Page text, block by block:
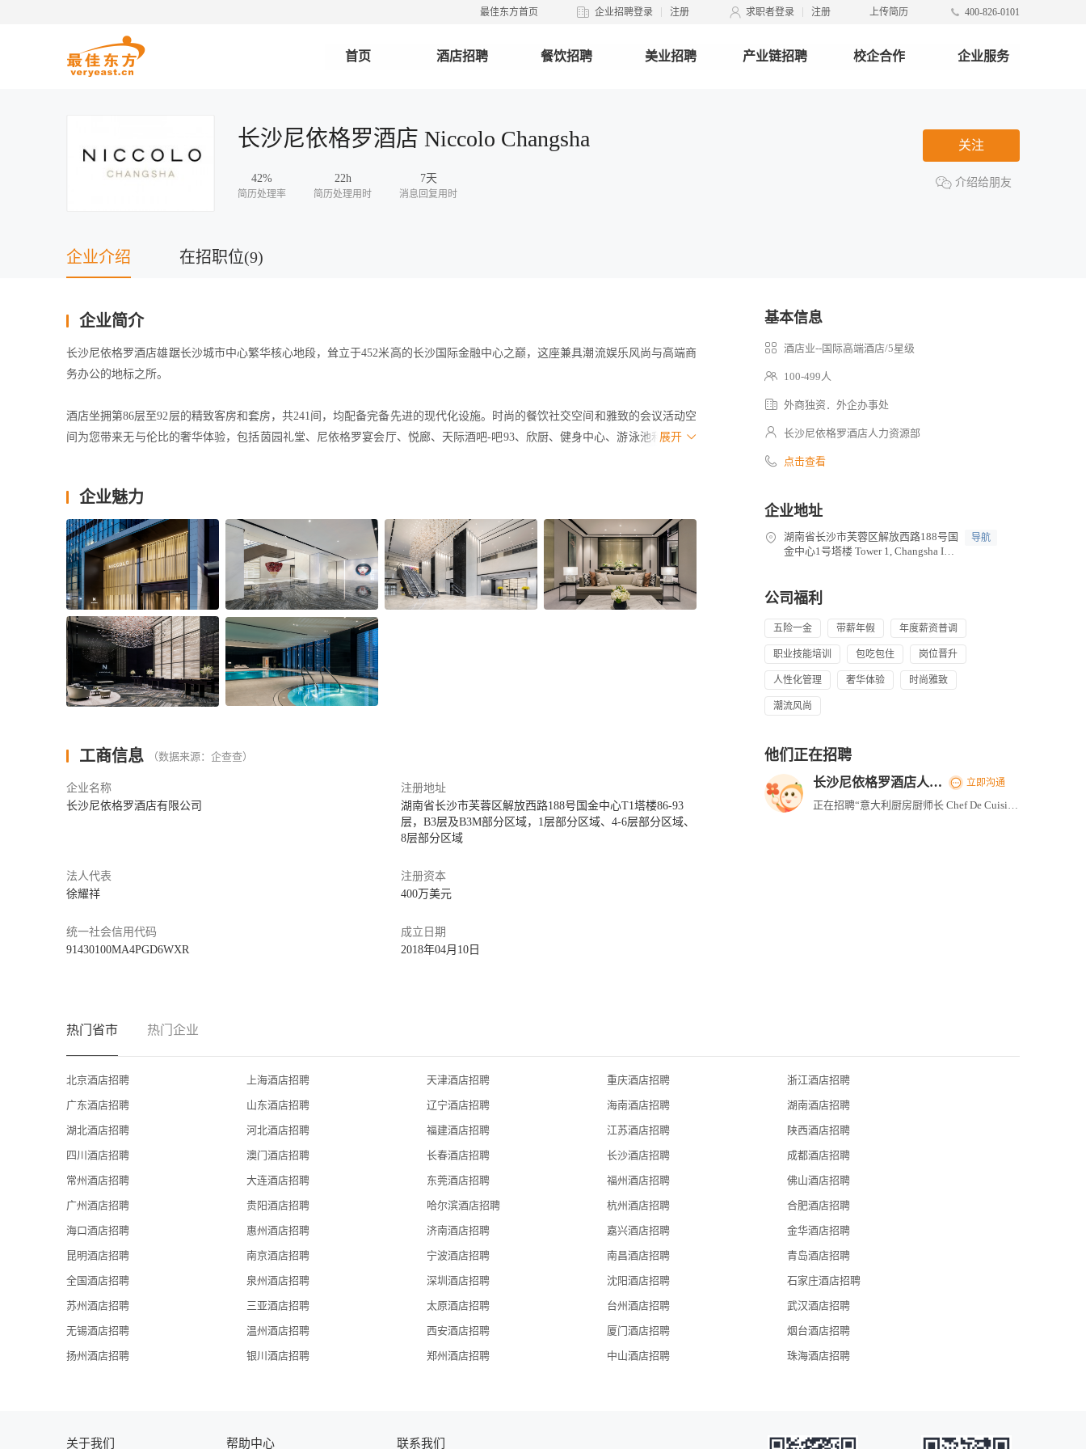
最佳东方首页 企业招聘登录 注册 求职者登录 注册 上传简历 400-826-0101
首页 酒店招聘 餐饮招聘 美业招聘 产业链招聘 校企合作 企业服务
长沙尼依格罗酒店 Niccolo Changsha
42%
简历处理率
22h
简历处理用时
7天
消息回复用时
关注
介绍给朋友
企业介绍 在招职位(9)
企业简介
长沙尼依格罗酒店雄踞长沙城市中心繁华核心地段，耸立于452米高的长沙国际金融中心之巅，这座兼具潮流娱乐风尚与高端商
务办公的地标之所。
酒店坐拥第86层至92层的精致客房和套房，共241间，均配备完备先进的现代化设施。时尚的餐饮社交空间和雅致的会议活动空
间为您带来无与伦比的奢华体验，包括茵园礼堂、尼依格罗宴会厅、悦廊、天际酒吧-吧93、欣厨、健身中心、游泳池和水疗中
长沙尼依格罗酒店是引领潮流风尚的都市先锋，也是缔造奢华体验的行业旗舰。它在追求时尚的现代化都市中脱颖而出，成为
行业领袖与时尚翘楚洽谈商务合作、旅游休闲、购物与特色餐饮的首选之地。以得天独厚的地标优势和壮阔迷人的天际景观，
邀您共赴一场云端浪漫之约。
长沙尼依格罗酒店开业四年以来，已荣获 TTG中国旅游大奖之“中国中南及西南地区最佳酒店”、高球热选大奖之“热选奢华酒
店”、新旅行年度高端酒店评选之“年度精选奢华酒店”、 Hotel探索之旅酒店大赏之“优选奢华酒店”等40多个重大奖项。
我们正在招聘热忱积极，工作经验丰富，致力于服务豪华酒店的员工。我们诚邀您加入我们的酒店团队，在这个新的地标性酒
店，与我们一起为客人打造「完美邂逅，华丽永恒」。
Newly opened luxury sky hotel, Niccolo Changsha, crowns the top floors of Changsha IFS, where the 452 metre towering city icon is
rooms and spectacular suites between the 86th and 92nd floors of Changsha IFS Tower One. Situated in a vibrant part of the city, the
hotel facilities include sophisticated function and meeting spaces offering scenic views of the city and the Xiang River below. Elaborate
conference and social event venues including The Conservatory, a luxurious 788 m² Ballroom, the sophisticated Tea Lounge, sky high
all guests.
location but also for the dramatic skyline views. The hotel enables a destination experience for captains of industry and leaders in style to
Hotel in Central South and Southwest China”, "Golfers' Choice Awards Choice New Hotel”, "Best Hotel & Resort Value Award Voyage
Niccolo Changsha invite enthusiastic and experienced associates with luxury hotel background to apply for the opportunity to join us in
delivering NEW ENCOUNTERS – TIMELESS PLEASURES to guests at Changsha's newest icon.
展开
企业魅力
工商信息 （数据来源：企查查）
企业名称
长沙尼依格罗酒店有限公司
注册地址
湖南省长沙市芙蓉区解放西路188号国金中心T1塔楼86-93
层，B3层及B3M部分区域，1层部分区域、4-6层部分区域、
8层部分区域
法人代表
徐耀祥
注册资本
400万美元
统一社会信用代码
91430100MA4PGD6WXR
成立日期
2018年04月10日
基本信息
酒店业--国际高端酒店/5星级
100-499人
外商独资．外企办事处
长沙尼依格罗酒店人力资源部
点击查看
企业地址
湖南省长沙市芙蓉区解放西路188号国
金中心1号塔楼 Tower 1, Changsha IFS
导航
公司福利
五险一金 带薪年假 年度薪资普调
职业技能培训 包吃包住 岗位晋升
人性化管理 奢华体验 时尚雅致
潮流风尚
他们正在招聘
长沙尼依格罗酒店人力资源部 立即沟通
正在招聘“意大利厨房厨师长 Chef De Cuisine - Italian”
热门省市 热门企业
北京酒店招聘 上海酒店招聘 天津酒店招聘 重庆酒店招聘 浙江酒店招聘
广东酒店招聘 山东酒店招聘 辽宁酒店招聘 海南酒店招聘 湖南酒店招聘
湖北酒店招聘 河北酒店招聘 福建酒店招聘 江苏酒店招聘 陕西酒店招聘
四川酒店招聘 澳门酒店招聘 长春酒店招聘 长沙酒店招聘 成都酒店招聘
常州酒店招聘 大连酒店招聘 东莞酒店招聘 福州酒店招聘 佛山酒店招聘
广州酒店招聘 贵阳酒店招聘 哈尔滨酒店招聘 杭州酒店招聘 合肥酒店招聘
海口酒店招聘 惠州酒店招聘 济南酒店招聘 嘉兴酒店招聘 金华酒店招聘
昆明酒店招聘 南京酒店招聘 宁波酒店招聘 南昌酒店招聘 青岛酒店招聘
全国酒店招聘 泉州酒店招聘 深圳酒店招聘 沈阳酒店招聘 石家庄酒店招聘
苏州酒店招聘 三亚酒店招聘 太原酒店招聘 台州酒店招聘 武汉酒店招聘
无锡酒店招聘 温州酒店招聘 西安酒店招聘 厦门酒店招聘 烟台酒店招聘
扬州酒店招聘 银川酒店招聘 郑州酒店招聘 中山酒店招聘 珠海酒店招聘
关于我们 帮助中心 联系我们